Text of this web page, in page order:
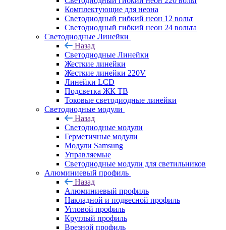
Комплектующие для неона
Светодиодный гибкий неон 12 вольт
Светодиодный гибкий неон 24 вольта
Светодиодные Линейки
Назад
Светодиодные Линейки
Жесткие линейки
Жесткие линейки 220V
Линейки LCD
Подсветка ЖК ТВ
Токовые светодиодные линейки
Светодиодные модули
Назад
Светодиодные модули
Герметичные модули
Модули Samsung
Управляемые
Светодиодные модули для светильников
Алюминиевый профиль
Назад
Алюминиевый профиль
Накладной и подвесной профиль
Угловой профиль
Круглый профиль
Врезной профиль